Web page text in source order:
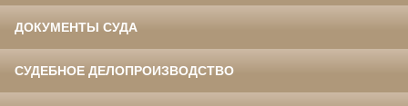
ДОКУМЕНТЫ СУДА
СУДЕБНОЕ ДЕЛОПРОИЗВОДСТВО